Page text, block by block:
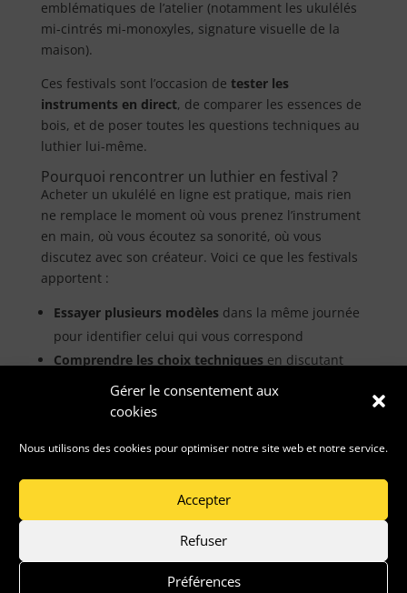
Gérer le consentement aux
cookies
Nous utilisons des cookies pour optimiser notre site web et notre service.
Accepter
Refuser
Préférences
emblématiques de l’atelier (notamment les ukulélés
mi-cintrés mi-monoxyles, signature visuelle de la
maison).
Ces festivals sont l’occasion de tester les
instruments en direct, de comparer les essences de
bois, et de poser toutes les questions techniques au
luthier lui-même.
Pourquoi rencontrer un luthier en festival ?
Acheter un ukulélé en ligne est pratique, mais rien
ne remplace le moment où vous prenez l’instrument
en main, où vous écoutez sa sonorité, où vous
discutez avec son créateur. Voici ce que les festivals
apportent :
Essayer plusieurs modèles dans la même journée
pour identifier celui qui vous correspond
Comprendre les choix techniquesen discutant
directement avec le luthier
Voir les instruments en cours de fabrication
Démarrer un sur-mesureen présentiel, avec une
vraie conversation autour de votre projet
Rencontrer la communautéet bénéficier des
conseils de joueurs expérimentés
Suivre l’agenda de Caravelle Kitchen
L’agenda des participations aux festivals est mis à